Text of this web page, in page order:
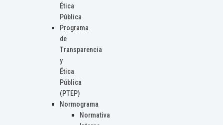
Ética
Pública
Programa
de
Transparencia
y
Ética
Pública
(PTEP)
Normograma
Normativa